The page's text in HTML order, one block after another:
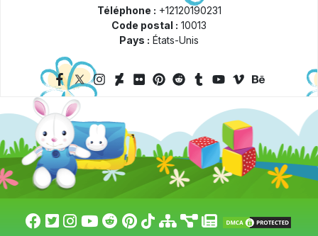
Téléphone : +12120190231
Code postal : 10013
Pays : États-Unis